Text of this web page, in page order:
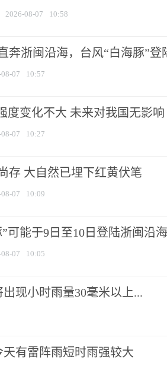
2026-08-07 10:58
奔浙闽沿海，台风“白海豚”登
07 10:57
度变化不大 未来对我国无影响
07 10:27
存 大自然已埋下红黄伏笔
07 10:09
可能于9日至10日登陆浙闽沿
07 10:05
现小时雨量30毫米以上...
有雷阵雨短时雨强较大